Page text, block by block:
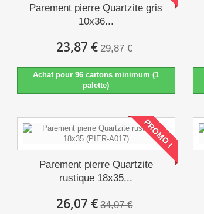
Parement pierre Quartzite gris
10x36...
23,87 € 29,87 €
Achat pour 96 cartons minimum (1
palette)
PROMO !
Parement pierre Quartzite
rustique 18x35...
26,07 € 34,07 €